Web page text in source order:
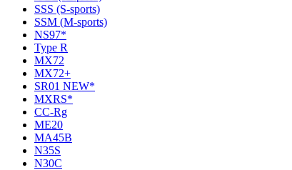
SSS (S-sports)
SSM (M-sports)
NS97*
Type R
MX72
MX72+
SR01 NEW*
MXRS*
CC-Rg
ME20
MA45B
N35S
N30C